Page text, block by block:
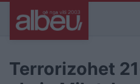
Terrorizohet